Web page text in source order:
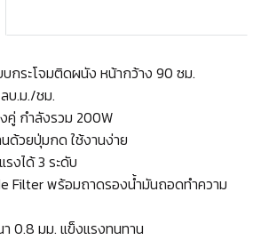
กระโจมติดผนัง หน้ากว้าง 90 ซม.
บ.ม./ชม.
คู่ กำลังรวม 200W
ด้วยปุ่มกด ใช้งานง่าย
งได้ 3 ระดับ
Filter พร้อมถาดรองน้ำมันถอดทำความ
0.8 มม. แข็งแรงทนทาน